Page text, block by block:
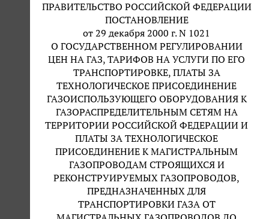
ПРАВИТЕЛЬСТВО РОССИЙСКОЙ ФЕДЕРАЦИИ
ПОСТАНОВЛЕНИЕ
от 29 декабря 2000 г. N 1021
О ГОСУДАРСТВЕННОМ РЕГУЛИРОВАНИИ
ЦЕН НА ГАЗ, ТАРИФОВ НА УСЛУГИ ПО ЕГО
ТРАНСПОРТИРОВКЕ, ПЛАТЫ ЗА
ТЕХНОЛОГИЧЕСКОЕ ПРИСОЕДИНЕНИЕ
ГАЗОИСПОЛЬЗУЮЩЕГО ОБОРУДОВАНИЯ К
ГАЗОРАСПРЕДЕЛИТЕЛЬНЫМ СЕТЯМ НА
ТЕРРИТОРИИ РОССИЙСКОЙ ФЕДЕРАЦИИ И
ПЛАТЫ ЗА ТЕХНОЛОГИЧЕСКОЕ
ПРИСОЕДИНЕНИЕ К МАГИСТРАЛЬНЫМ
ГАЗОПРОВОДАМ СТРОЯЩИХСЯ И
РЕКОНСТРУИРУЕМЫХ ГАЗОПРОВОДОВ,
ПРЕДНАЗНАЧЕННЫХ ДЛЯ
ТРАНСПОРТИРОВКИ ГАЗА ОТ